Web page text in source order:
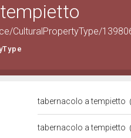
CulturalPropertyType/
tabernacolo a tempietto
tabernacolo a tempietto